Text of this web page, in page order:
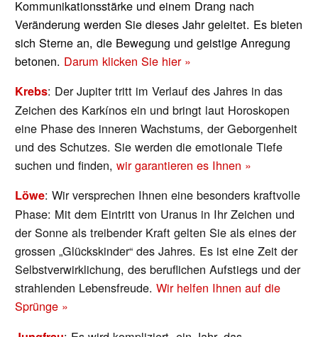
Kommunikationsstärke und einem Drang nach
Veränderung werden Sie dieses Jahr geleitet. Es bieten
sich Sterne an, die Bewegung und geistige Anregung
betonen. Darum klicken Sie hier »
Krebs: Der Jupiter tritt im Verlauf des Jahres in das
Zeichen des Karkínos ein und bringt laut Horoskopen
eine Phase des inneren Wachstums, der Geborgenheit
und des Schutzes. Sie werden die emotionale Tiefe
suchen und finden,wir garantieren es Ihnen »
Löwe: Wir versprechen Ihnen eine besonders kraftvolle
Phase: Mit dem Eintritt von Uranus in Ihr Zeichen und
der Sonne als treibender Kraft gelten Sie als eines der
grossen „Glückskinder“ des Jahres. Es ist eine Zeit der
Selbstverwirklichung, des beruflichen Aufstiegs und der
strahlenden Lebensfreude.Wir helfen Ihnen auf die
Sprünge »